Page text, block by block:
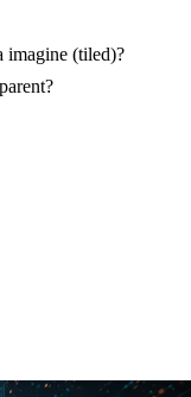
imagine (tiled)?